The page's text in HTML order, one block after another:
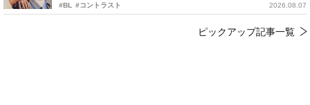
#BL #コントラスト 2026.08.07
ピックアップ記事一覧